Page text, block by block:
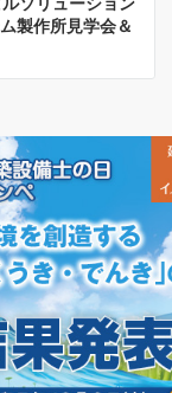
製作所見学会＆